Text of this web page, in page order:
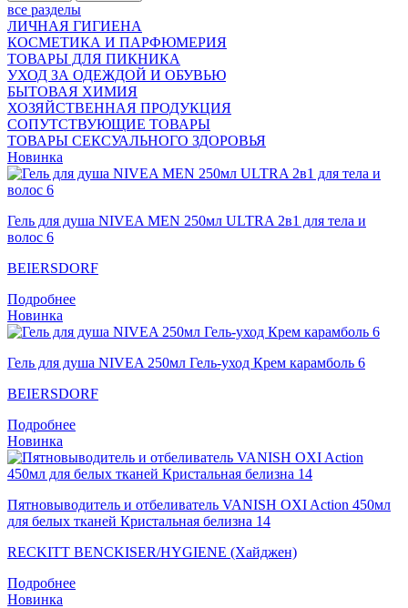
все разделы
ЛИЧНАЯ ГИГИЕНА
КОСМЕТИКА И ПАРФЮМЕРИЯ
ТОВАРЫ ДЛЯ ПИКНИКА
УХОД ЗА ОДЕЖДОЙ И ОБУВЬЮ
БЫТОВАЯ ХИМИЯ
ХОЗЯЙСТВЕННАЯ ПРОДУКЦИЯ
СОПУТСТВУЮЩИЕ ТОВАРЫ
ТОВАРЫ СЕКСУАЛЬНОГО ЗДОРОВЬЯ
Новинка
Гель для душа NIVEA MEN 250мл ULTRA 2в1 для тела и
волос 6
BEIERSDORF
Подробнее
Новинка
Гель для душа NIVEA 250мл Гель-уход Крем карамболь 6
BEIERSDORF
Подробнее
Новинка
Пятновыводитель и отбеливатель VANISH OXI Action 450мл
для белых тканей Кристальная белизна 14
RECKITT BENCKISER/HYGIENE (Хайджен)
Подробнее
Новинка